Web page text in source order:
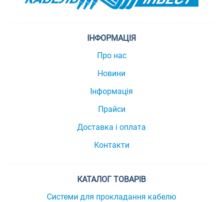
ІНФОРМАЦІЯ
Про нас
Новини
Інформація
Прайси
Доставка і оплата
Контакти
КАТАЛОГ ТОВАРІВ
Системи для прокладання кабелю